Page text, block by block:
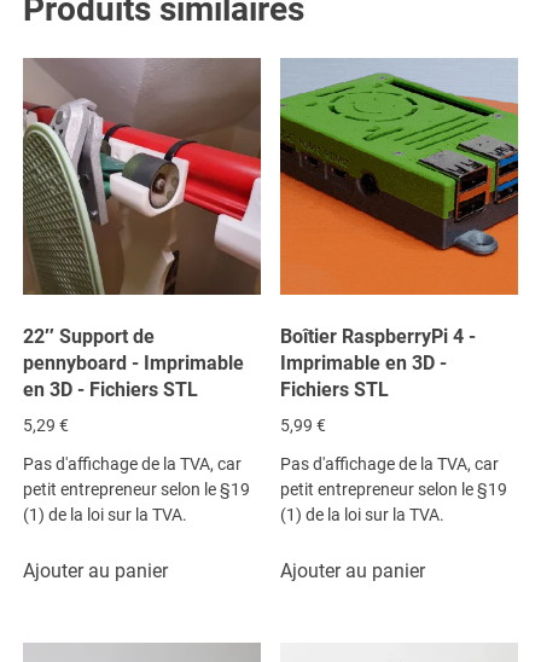
Produits similaires
22″ Support de
pennyboard - Imprimable
en 3D - Fichiers STL
5,29€
Pas d'affichage de la TVA, car
petit entrepreneur selon le §19
(1) de la loi sur la TVA.
Ajouter au panier
Boîtier RaspberryPi 4 -
Imprimable en 3D -
Fichiers STL
5,99€
Pas d'affichage de la TVA, car
petit entrepreneur selon le §19
(1) de la loi sur la TVA.
Ajouter au panier